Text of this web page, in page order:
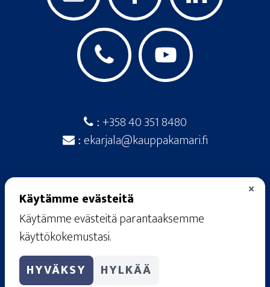
: +358 40 351 8480
: ekarjala@kauppakamari.fi
© 2026· Etelä-Karjalan kauppakamari ·
Raatimiehenkatu 20 A, 53100 Lappeenranta
rekisteriseloste ·käyttöehdot
· evästekäytännöt
×
Käytämme evästeitä
Käytämme evästeitä parantaaksemme
käyttökokemustasi.
HYVÄKSY
HYLKÄÄ